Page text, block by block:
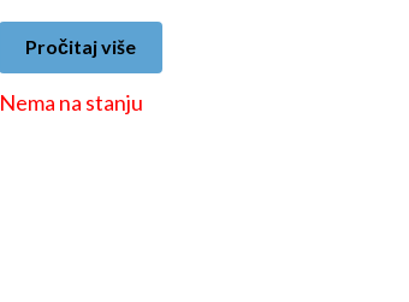
Pročitaj više
Nema na stanju